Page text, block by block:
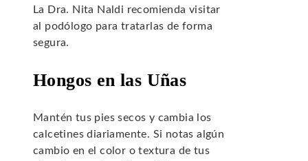
La Dra. Nita Naldi recomienda visitar
al podólogo para tratarlas de forma
segura.
Hongos en las Uñas
Mantén tus pies secos y cambia los
calcetines diariamente. Si notas algún
cambio en el color o textura de tus